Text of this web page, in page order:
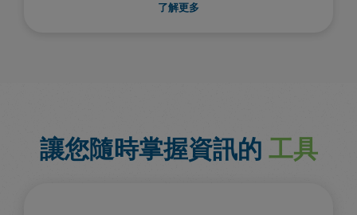
了解更多
讓您隨時掌握資訊的 工具